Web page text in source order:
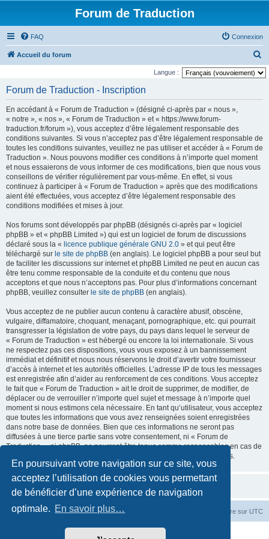
En poursuivant votre navigation sur ce site, vous
acceptez l’utilisation de cookies vous permettant
de bénéficier d’une expérience de navigation
optimale. En savoir plus…
Forum de Traduction
FAQ Connexion
Accueil du forum
e
Langue :
Forum de Traduction - Inscription
En accédant à « Forum de Traduction » (désigné ci-après par « nous »,
« notre », « nos », « Forum de Traduction » et « https://www.forum-
traduction.fr/forum »), vous acceptez d’être légalement responsable des
conditions suivantes. Si vous n’acceptez pas d’être légalement responsable de
toutes les conditions suivantes, veuillez ne pas utiliser et accéder à « Forum de
Traduction ». Nous pouvons modifier ces conditions à n’importe quel moment
et nous essaierons de vous informer de ces modifications, bien que nous vous
conseillons de vérifier régulièrement par vous-même. En effet, si vous
continuez à participer à « Forum de Traduction » après que des modifications
aient été effectuées, vous acceptez d’être légalement responsable des
conditions modifiées et mises à jour.
Nos forums sont développés par phpBB (désignés ci-après par « logiciel
phpBB » et « phpBB Limited ») qui est un logiciel de forum de discussions
déclaré sous la « licence publique générale GNU 2.0 » et qui peut être
téléchargé sur le site de phpBB (en anglais). Le logiciel phpBB a pour seul but
de faciliter les discussions sur internet et phpBB Limited ne peut en aucun cas
être tenu comme responsable de la conduite et du contenu que nous
acceptons et que nous n’acceptons pas. Pour plus d’informations concernant
phpBB, veuillez consulter le site de phpBB (en anglais).
Vous acceptez de ne publier aucun contenu à caractère abusif, obscène,
vulgaire, diffamatoire, choquant, menaçant, pornographique, etc. qui pourrait
transgresser la législation de votre pays, du pays dans lequel le serveur de
« Forum de Traduction » est hébergé ou encore la loi internationale. Si vous
ne respectez pas ces dispositions, vous vous exposez à un bannissement
immédiat et définitif et nous nous réservons le droit d’avertir votre fournisseur
d’accès à internet et les autorités officielles. L’adresse IP de tous les messages
est enregistrée afin d’aider au renforcement de ces conditions. Vous acceptez
le fait que « Forum de Traduction » ait le droit de supprimer, de modifier, de
déplacer ou de verrouiller n’importe quel sujet et message à n’importe quel
moment si nous estimons cela nécessaire. En tant qu’utilisateur, vous acceptez
que toutes les informations que vous avez renseignées soient enregistrées
dans notre base de données. Bien que ces informations ne seront pas
diffusées à une tierce partie sans votre consentement, ni « Forum de
Traduction », ni phpBB, ne pourront être tenus comme responsables en cas de
tentative de piratage informatique visant à compromettre vos données.
Accueil du forum Fuseau horaire sur UTC